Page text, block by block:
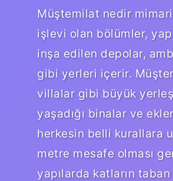
Müştemilat nedir
işlevi olan bölümler,
inşa edilen depolar,
gibi yerleri içerir.
villalar gibi büyük
yaşadığı binalar ve
herkesin belli kurallara
metre mesafe olması
yapılarda katların